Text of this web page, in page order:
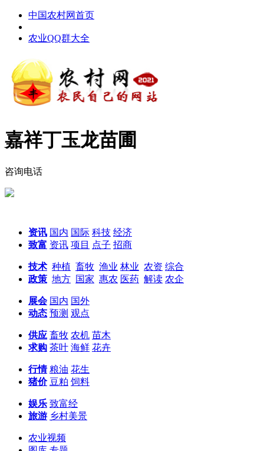
中国农村网首页
农业QQ群大全
嘉祥丁玉龙苗圃
咨询电话
资讯 国内 国际 科技 经济
致富 资讯 项目 点子 招商
技术 种植 畜牧 渔业 林业 农资 综合
政策 地方 国家 惠农 医药 解读 农企
展会 国内 国外
动态 预测 观点
供应 畜牧 农机 苗木
求购 茶叶 海鲜 花卉
行情 粮油 花生
猪价 豆粕 饲料
娱乐 致富经
旅游 乡村美景
农业视频